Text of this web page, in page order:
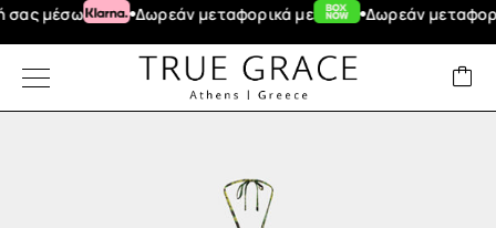
μέσω Δωρεάν μεταφορικά με Δωρεάν μεταφορικά